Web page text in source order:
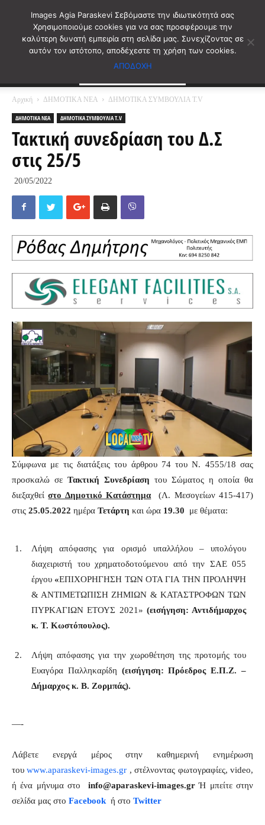
Αρχική ΔΗΜΟΤΙΚΑ ΝΕΑ ΔΗΜΟΤΙΚΑ ΣΥΜΒΟΥΛΙΑ T.V
ΔΗΜΟΤΙΚΑ ΝΕΑ ΔΗΜΟΤΙΚΑ ΣΥΜΒΟΥΛΙΑ T.V
Τακτική συνεδρίαση του Δ.Σ
στις 25/5
20/05/2022
Σύμφωνα με τις διατάξεις του άρθρου 74 του Ν. 4555/18 σας
προσκαλώ σε Τακτική Συνεδρίαση του Σώματος η οποία θα
διεξαχθείστο Δημοτικό Κατάστημα
(Λ. Μεσογείων 415-417)
στις 25.05.2022 ημέρα Τετάρτη και ώρα 19.30 με θέματα:
Λήψη απόφασης για ορισμό υπαλλήλου – υπολόγου
διαχειριστή του χρηματοδοτούμενου από την ΣΑΕ 055
έργου«ΕΠΙΧΟΡΗΓΗΣΗ ΤΩΝ ΟΤΑ ΓΙΑ ΤΗΝ ΠΡΟΛΗΨΗ
& ΑΝΤΙΜΕΤΩΠΙΣΗ ΖΗΜΙΩΝ & ΚΑΤΑΣΤΡΟΦΩΝ ΤΩΝ
ΠΥΡΚΑΓΙΩΝ ΕΤΟΥΣ 2021» (εισήγηση: Αντιδήμαρχος
κ. Τ. Κωστόπουλος).
Λήψη απόφασης για την χωροθέτηση της προτομής του
Ευαγόρα Παλληκαρίδη (εισήγηση: Πρόεδρος Ε.Π.Ζ. –
Δήμαρχος κ. Β. Ζορμπάς).
—-
Λάβετε ενεργά μέρος στην καθημερινή ενημέρωση
τουwww.aparaskevi-images.gr , στέλνοντας φωτογραφίες, video,
ή ένα μήνυμα στο
info@aparaskevi-images.grΉ μπείτε στην
σελίδα μας στο Facebook ή στο Twitter
Images Agia Paraskevi Σεβόμαστε την ιδιωτικότητά σας
Χρησιμοποιούμε cookies για να σας προσφέρουμε την
καλύτερη δυνατή εμπειρία στη σελίδα μας. Συνεχίζοντας σε
αυτόν τον ιστότοπο, αποδέχεστε τη χρήση των cookies.
ΑΠΟΔΟΧΗ